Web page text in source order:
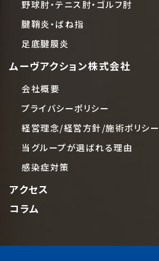
野球肘・テニス肘・ゴルフ肘
腱鞘炎・ばね指
足底腱膜炎
ムーヴアクション株式会社
会社概要
プライバシーポリシー
経営理念/経営方針/施術ポリシー
当グループが選ばれる理由
感染症対策
アクセス
コラム